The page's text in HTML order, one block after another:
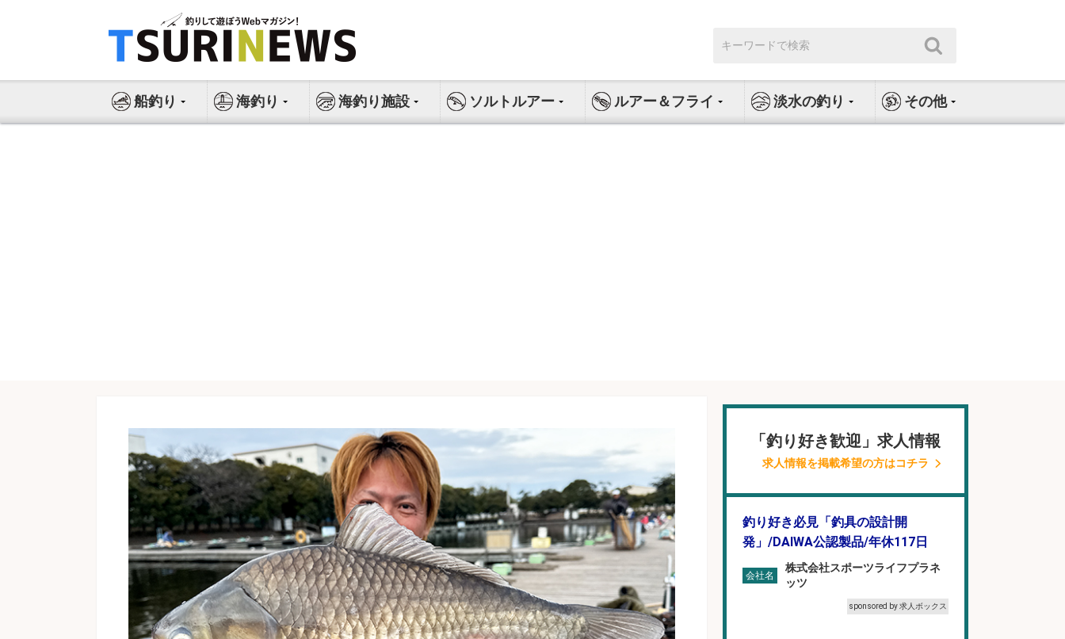
ス
索:
船釣り 海釣り 海釣り施設 ソルトルアー ルアー＆フライ 淡水の釣り その他
「釣り好き歓迎」求人情報
求人情報を掲載希望の方はコチラ
釣り好き必見「釣具の設計開
発」/DAIWA公認製品/年休117日
会社名
株式会社スポーツライフプラネ
ッツ
sponsored by 求人ボックス